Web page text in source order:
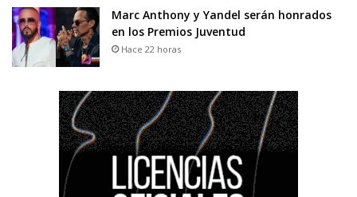
Marc Anthony y Yandel serán honrados
en los Premios Juventud
Hace 22 horas